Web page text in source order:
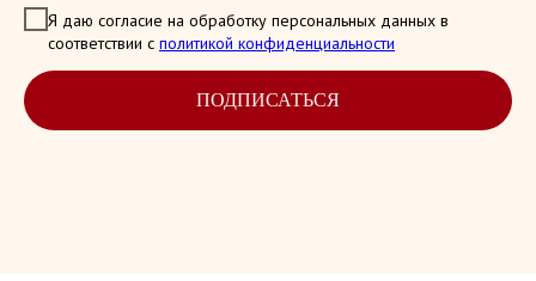
Я даю согласие на обработку персональных данных в
соответствии с политикой конфиденциальности
ПОДПИСАТЬСЯ